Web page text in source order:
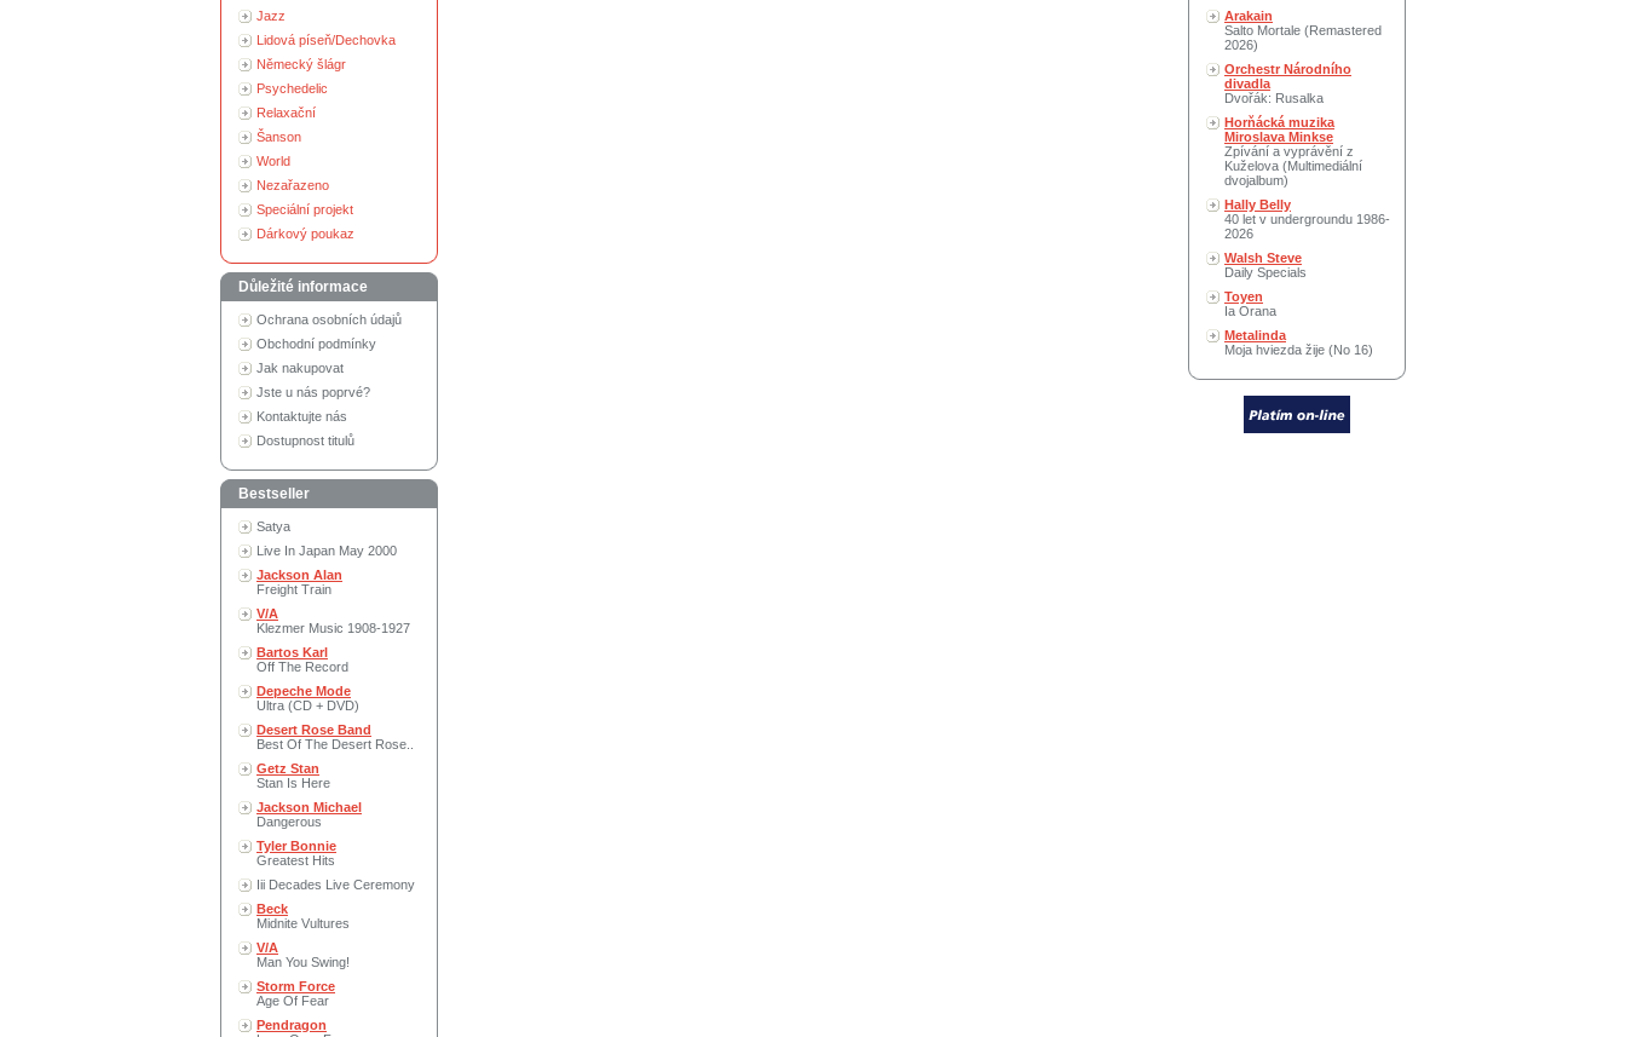
Jazz
Lidová píseň/Dechovka
Německý šlágr
Psychedelic
Relaxační
Šanson
World
Nezařazeno
Speciální projekt
Dárkový poukaz
Důležité informace
Ochrana osobních údajů
Obchodní podmínky
Jak nakupovat
Jste u nás poprvé?
Kontaktujte nás
Dostupnost titulů
Bestseller
Satya
Live In Japan May 2000
Jackson Alan
Freight Train
V/A
Klezmer Music 1908-1927
Bartos Karl
Off The Record
Depeche Mode
Ultra (CD + DVD)
Desert Rose Band
Best Of The Desert Rose..
Getz Stan
Stan Is Here
Jackson Michael
Dangerous
Tyler Bonnie
Greatest Hits
Iii Decades Live Ceremony
Beck
Midnite Vultures
V/A
Man You Swing!
Storm Force
Age Of Fear
Pendragon
Arakain
Salto Mortale (Remastered
2026)
Orchestr Národního
divadla
Dvořák: Rusalka
Horňácká muzika
Miroslava Minkse
Zpívání a vyprávění z
Kuželova (Multimediální
dvojalbum)
Hally Belly
40 let v undergroundu 1986-
2026
Walsh Steve
Daily Specials
Toyen
Ia Orana
Metalinda
Moja hviezda žije (No 16)